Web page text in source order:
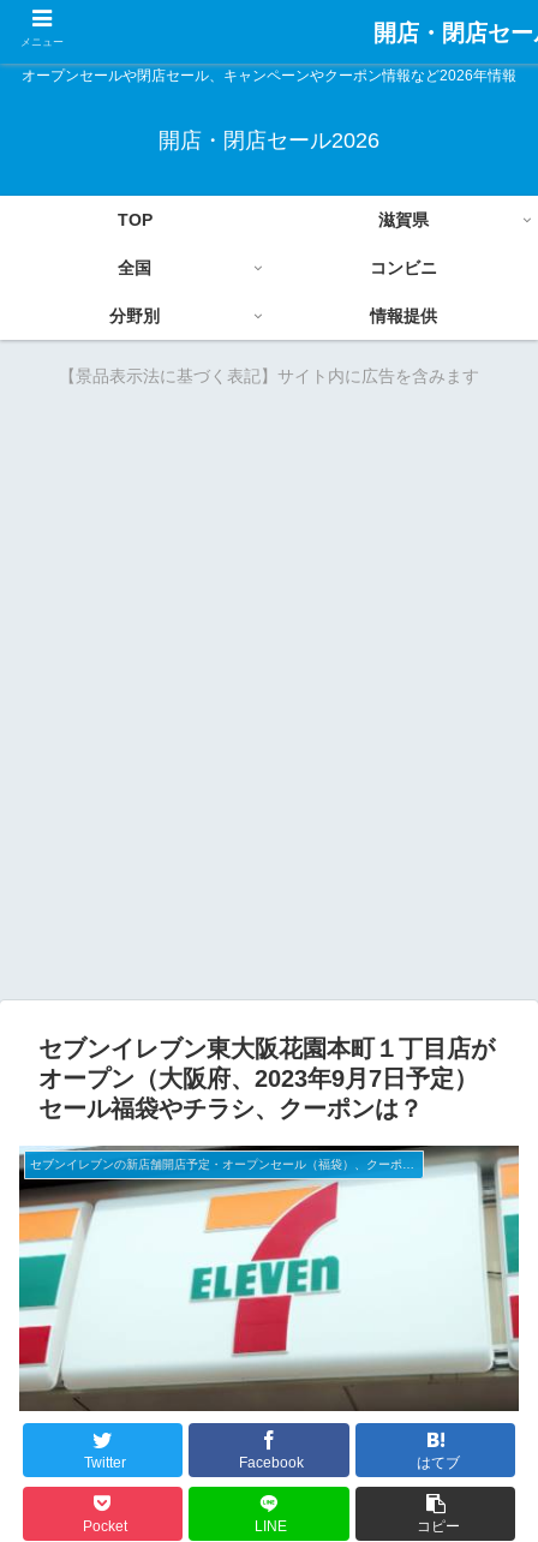
オープンセールや閉店セール、キャンペーンやクーポン情報など2026年情報
開店・閉店セール2026
TOP 滋賀県
全国 コンビニ
分野別 情報提供
【景品表示法に基づく表記】サイト内に広告を含みます
セブンイレブン東大阪花園本町１丁目店が
オープン（大阪府、2023年9月7日予定）
セール福袋やチラシ、クーポンは？
Twitter Facebook はてブ
Pocket LINE コピー
メニュー 開店・閉店セ